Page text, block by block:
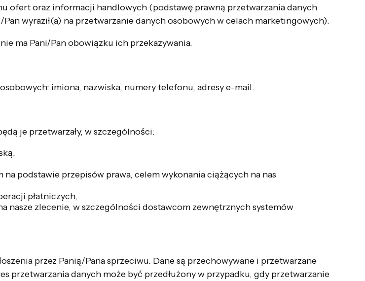
ofert oraz informacji handlowych (podstawę prawną przetwarzania danych
wyraził(a) na przetwarzanie danych osobowych w celach marketingowych).
ma Pani/Pan obowiązku ich przekazywania.
imiona, nazwiska, numery telefonu, adresy e-mail.
je przetwarzały, w szczególności:
podstawie przepisów prawa, celem wykonania ciążących na nas
płatniczych,
nasze zlecenie, w szczególności dostawcom zewnętrznych systemów
przez Panią/Pana sprzeciwu. Dane są przechowywane i przetwarzane
przetwarzania danych może być przedłużony w przypadku, gdy przetwarzanie